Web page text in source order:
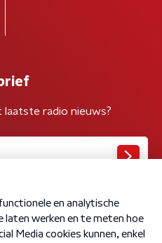
radio nieuws?